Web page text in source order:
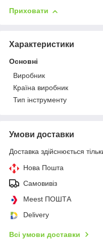
Приховати
Характеристики
Основні
Виробник
Країна виробник
Тип інструменту
Умови доставки
Доставка здійснюється
Нова Пошта
Самовивіз
Meest ПОШТА
Delivery
Всі умови доставки